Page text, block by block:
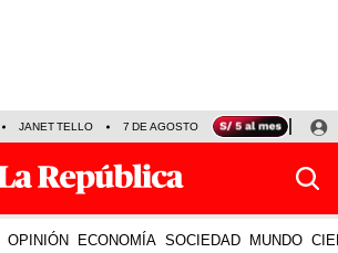
JANET TELLO 7 DE AGOSTO TINKA RESULTADOS
OPINIÓN ECONOMÍA SOCIEDAD MUNDO